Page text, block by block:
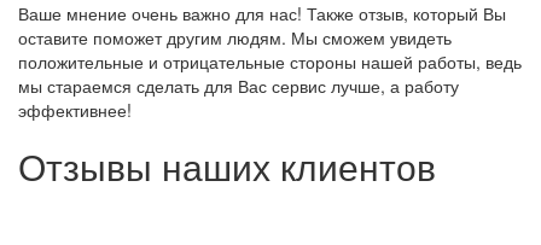
Ваше мнение очень важно для нас! Также отзыв, который Вы
оставите поможет другим людям. Мы сможем увидеть
положительные и отрицательные стороны нашей работы, ведь
мы стараемся сделать для Вас сервис лучше, а работу
эффективнее!
Отзывы наших клиентов